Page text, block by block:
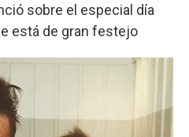
sobre el especial día
está de gran festejo